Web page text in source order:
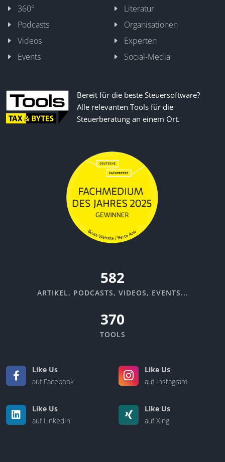
360°
Literatur
Podcasts
Organisationen
Videos
Experten
Events
Social-Media
Bereit für die beste Steuersoftware?
Alle relevanten Tools für die
Steuerberatung an einem Ort.
670
ARTIKEL, PODCASTS, VIDEOS, EVENTS...
370
TOOLS
Like Us
auf Facebook
Like Us
auf Instagram
Like Us
auf LinkedIn
Like Us
auf Xing